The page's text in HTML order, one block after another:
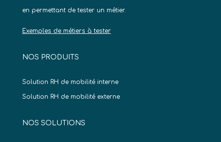
en permettant de tester un métier.
Exemples de métiers à tester
NOS PRODUITS
Solution RH de mobilité interne
Solution RH de mobilité externe
NOS SOLUTIONS